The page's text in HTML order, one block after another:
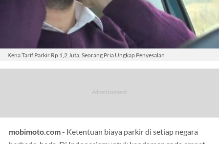
Kena Tarif Parkir Rp 1,2 Juta, Seorang Pria Ungkap Penyesalan
mobimoto.com - Ketentuan biaya parkir di setiap negara